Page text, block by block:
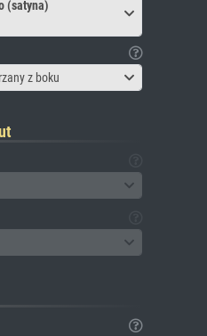
(satyna)
z boku